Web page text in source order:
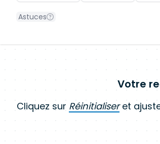
Astuces
Votre
Cliquez sur Réinitialiseret